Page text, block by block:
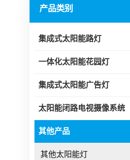
产品类别
集成式太阳能路灯
一体化太阳能花园灯
集成式太阳能广告灯
太阳能闭路电视摄像系统
其他产品
其他太阳能灯